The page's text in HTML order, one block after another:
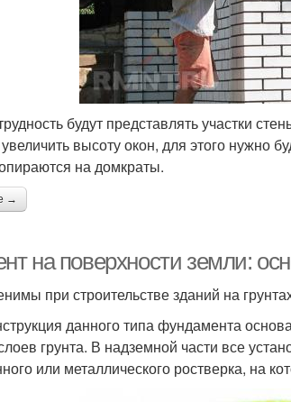
будут представлять участки
высоту окон, для этого нужно
на домкраты.
→
на поверхности земли:
при строительстве зданий на
данного типа фундамента
грунта. В надземной части все
или металлического ростверка, на